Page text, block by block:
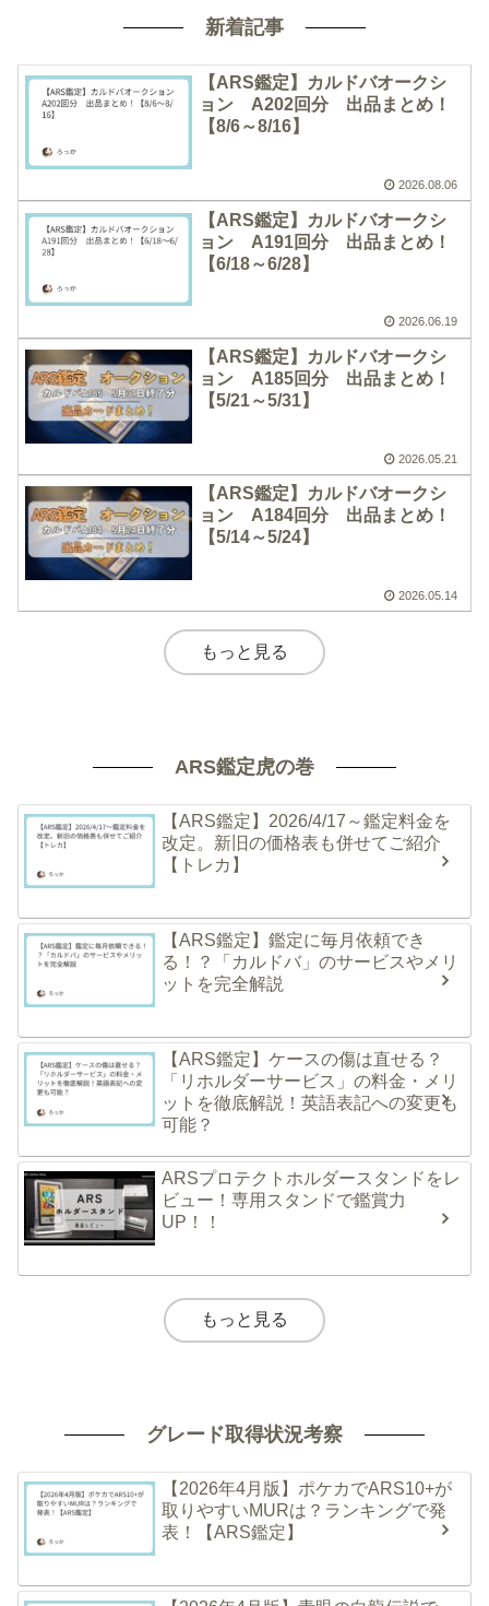
新着記事
【ARS鑑定】カルドバオークシ
ョン A202回分 出品まとめ！
【8/6～8/16】
2026.08.06
【ARS鑑定】カルドバオークシ
ョン A191回分 出品まとめ！
【6/18～6/28】
2026.06.19
【ARS鑑定】カルドバオークシ
ョン A185回分 出品まとめ！
【5/21～5/31】
2026.05.21
【ARS鑑定】カルドバオークシ
ョン A184回分 出品まとめ！
【5/14～5/24】
2026.05.14
もっと見る
ARS鑑定虎の巻
【ARS鑑定】2026/4/17～鑑定料金を
改定。新旧の価格表も併せてご紹介
【トレカ】
【ARS鑑定】鑑定に毎月依頼でき
る！？「カルドバ」のサービスやメリ
ットを完全解説
【ARS鑑定】ケースの傷は直せる？
「リホルダーサービス」の料金・メリ
ットを徹底解説！英語表記への変更も
可能？
ARSプロテクトホルダースタンドをレ
ビュー！専用スタンドで鑑賞力
UP！！
もっと見る
グレード取得状況考察
【2026年4月版】ポケカでARS10+が
取りやすいMURは？ランキングで発
表！【ARS鑑定】